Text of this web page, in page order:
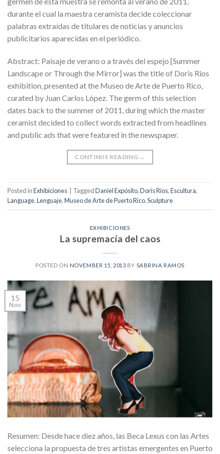
durante el cual la maestra ceramista decide coleccionar
palabras extraídas de titulares de noticias y anuncios
publicitarios aparecidas en el periódico.
Abstract: Paisaje de verano o a través del espejo [Summer
Landscape or Through the Mirror] was the title of Doris Rios
exhibition, presented at the Museo de Arte de Puerto Rico,
curated by Juan Carlos López. The germ of this selection
dates back to the summer of 2011, during which the master
ceramist decided to collect words extracted from headlines
and public ads that were featured in the newspaper.
CONTINUE READING →
Posted inExhibiciones TaggedDaniel Expósito,Doris Ríos,Escultura,
Language,Lenguaje,Museo de Arte de Puerto Rico,Sculpture
EXHIBICIONES
La supremacía del caos
POSTED ON NOVEMBER 15, 2013 BY SABRINA RAMOS
15
Nov
Resumen: Desde hace diez años, las Beca Lexus con las Artes
selecciona la propuesta de tres artistas emergentes en Puerto